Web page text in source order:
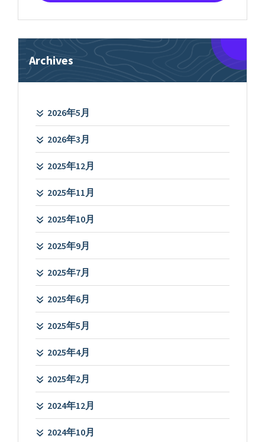
象:
Archives
2026年5月
2026年3月
2025年12月
2025年11月
2025年10月
2025年9月
2025年7月
2025年6月
2025年5月
2025年4月
2025年2月
2024年12月
2024年10月